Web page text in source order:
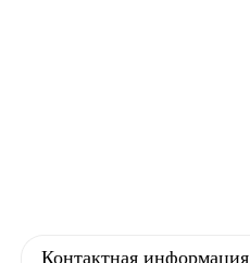
Контактная информация